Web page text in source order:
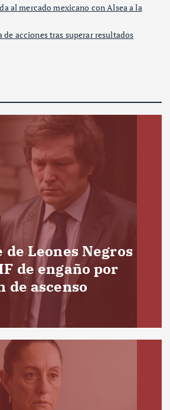
al mercado mexicano con Alsea a la
acciones tras superar resultados
de Leones Negros
de engaño por
de ascenso